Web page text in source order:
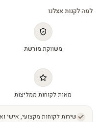
לעיסוי
הפנים
למה לקנות אצלנו
משווקת מורשת
מאות לקוחות ממליצות
שירות לקוחות מקצועי, אישי